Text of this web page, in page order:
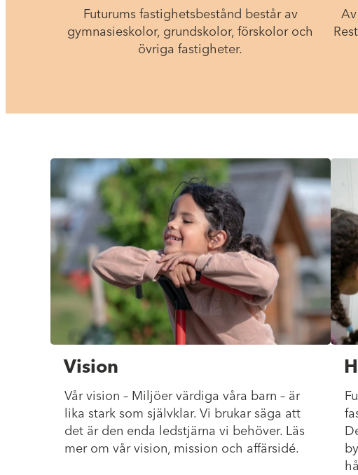
Futurums fastighetsbestånd består av
gymnasieskolor, grundskolor, förskolor och
övriga fastigheter.
Vision
Vår vision – Miljöer värdiga våra barn – är
lika stark som självklar. Vi brukar säga att
det är den enda ledstjärna vi behöver. Läs
mer om vår vision, mission och affärsidé.